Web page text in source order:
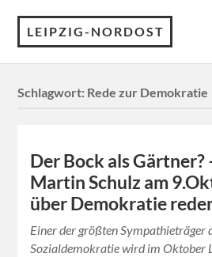
LEIPZIG-NORDOST
Schlagwort: Rede zur Demokratie
Der Bock als Gärtner?
Martin Schulz am
über Demokratie
Einer der größten Sympathieträger
Sozialdemokratie wird im Oktober